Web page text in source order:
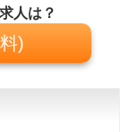
人は？
)